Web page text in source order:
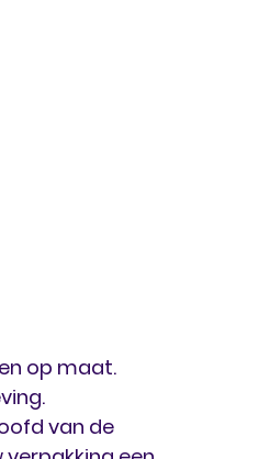
op maat.
van de